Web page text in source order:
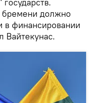
бремени должно
в финансировании
Вайтекунас.